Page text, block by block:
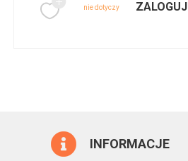
nie dotyczy ZALOGUJ
INFORMACJE